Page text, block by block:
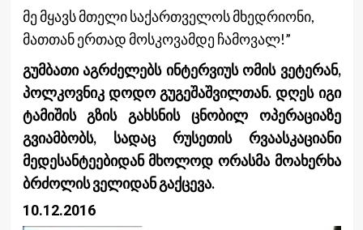
მე მყავს მთელი საქართველოს მხედრიონი,
მათთან ერთად მოსკოვამდე ჩამოვალ!”
გუმბათი აგრძელებს ინტერვიუს ომის ვეტერან,
პოლკოვნიკ დოდო გუგეშაშვილთან. დღეს იგი
ტამიშის გზის გახსნის ცნობილ ოპერაციაზე
გვიამბობს, სადაც რუსეთის რვაასკაციანი
მედესანტეებიდან მხოლოდ ორასმა მოახერხა
ბრძოლის ველიდან გაქცევა.
10.12.2016